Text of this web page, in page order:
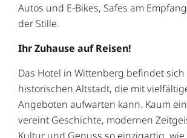
Autos und E-Bikes, Safes am
der Stille.
Ihr Zuhause auf Reisen!
Das Hotel in Wittenberg befindet
historischen Altstadt, die mit
Angeboten aufwarten kann. Kaum
vereint Geschichte, modernen